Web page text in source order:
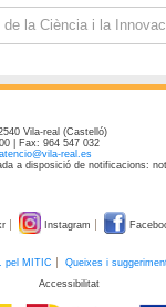
de la Ciència i la
Vila-real (Castelló)
| Fax: 964 547 032
atencio@vila-real.es
a disposició de notificacions:
Instagram
pel MITIC Queixes i
Accessibilitat